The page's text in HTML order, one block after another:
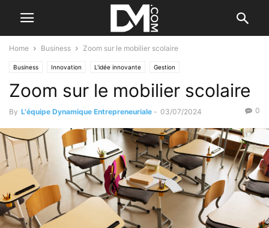
Home Business Zoom sur le mobilier scolaire
Business Innovation L'idée innovante Gestion
L’installation de l'entreprise
Zoom sur le mobilier scolaire
By L'équipe Dynamique Entrepreneuriale - 03/07/2024 0